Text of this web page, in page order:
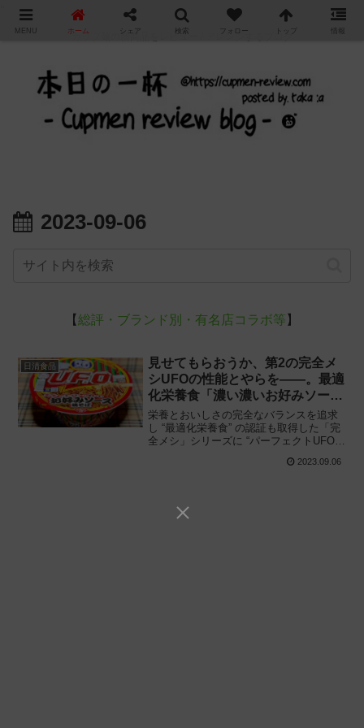
カップ麺の新商品をレビュー / アレンジするブログ
2023-09-06
【総評・ブランド別・有名店コラボ等 】
日清食品
見せてもらおうか、第2の完全メ
シUFOの性能とやらを——。最適
化栄養食「濃い濃いお好みソース
焼そば」の実力とは
栄養とおいしさの完全なバランスを追求
し “最適化栄養食” の認証も取得した「完
全メシ」シリーズに “パーフェクトUFO第
ばU.F.O. 濃い濃いお好みソース焼そば」
2023.09.06
MENU ホーム シェア 検索 フォロー トップ 情報